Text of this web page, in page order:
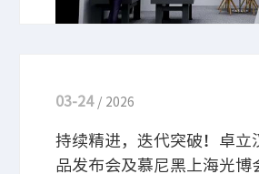
03-24 / 2026
持续精进，迭代突破！卓立
品发布会及慕尼黑上海光博